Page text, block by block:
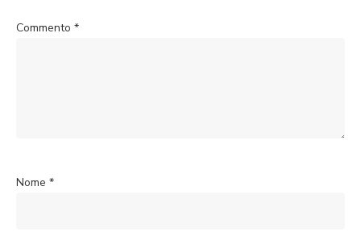
Commento *
Nome *